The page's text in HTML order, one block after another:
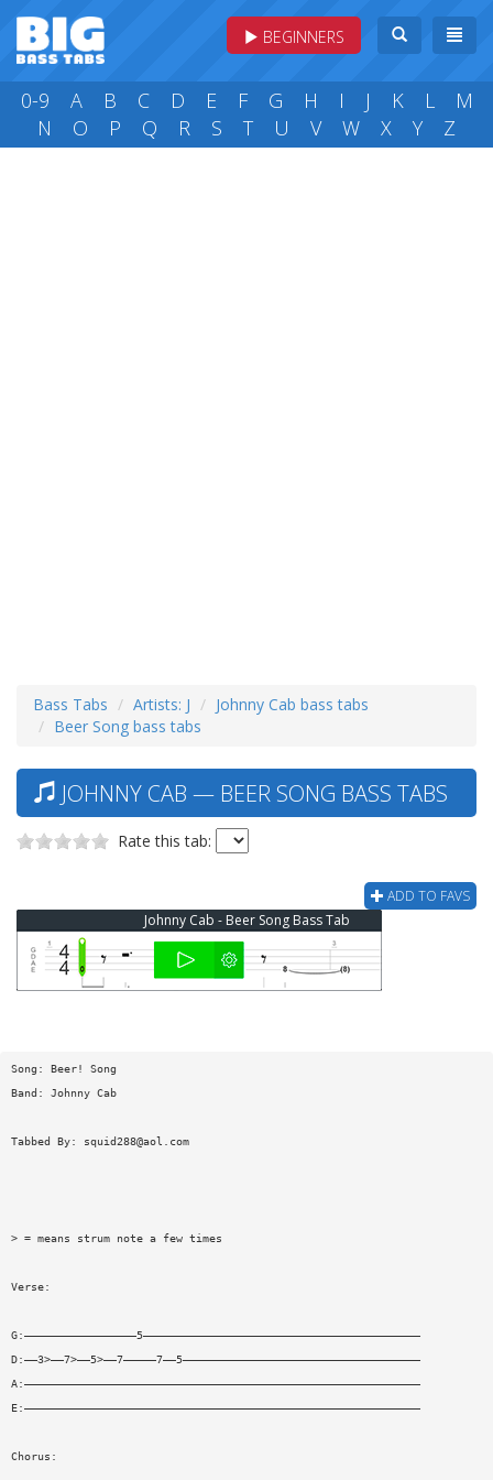
BEGINNERS
0-9 A B C D E F G H I J K L
M
N
O P Q R S T U V W X Y Z
Bass Tabs Artists: J
Johnny Cab bass tabs
Beer Song bass tabs
JOHNNY CAB — BEER SONG BASS TABS
Rate this tab:
ADD TO FAVS
Johnny Cab - Beer Song Bass Tab
Song: Beer! Song
Band: Johnny Cab
Tabbed By: squid288@aol.com
> = means strum note a few times
Verse:
G:—————————————————5——————————————————————————————————————————
D:——3>——7>——5>——7—————7——5————————————————————————————————————
A:————————————————————————————————————————————————————————————
E:————————————————————————————————————————————————————————————
Chorus: